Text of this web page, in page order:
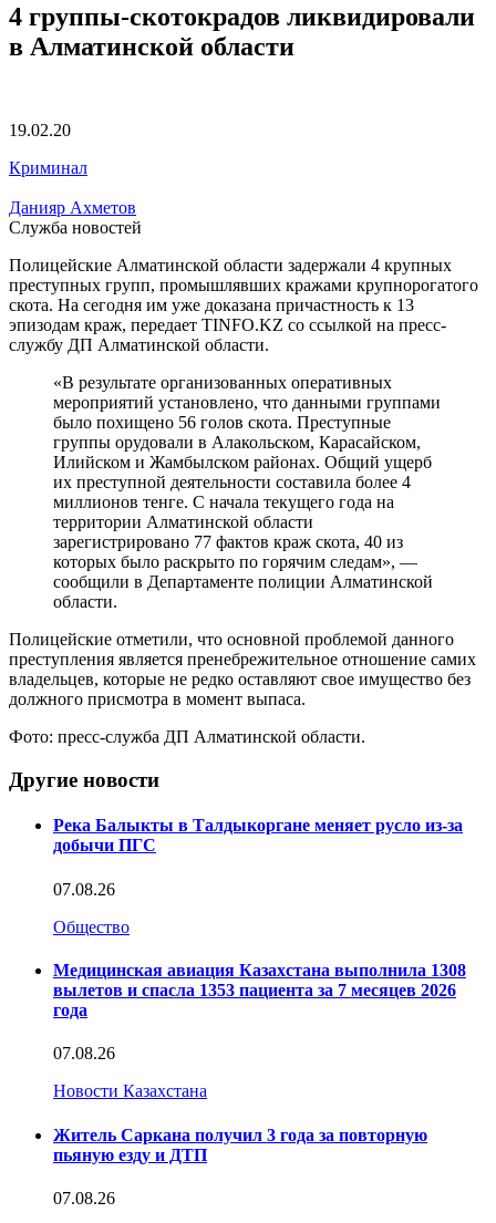
4 группы-скотокрадов ликвидировали
в Алматинской области
19.02.20
Криминал
Данияр Ахметов
Служба новостей
Полицейские Алматинской области задержали 4 крупных
преступных групп, промышлявших кражами крупнорогатого
скота. На сегодня им уже доказана причастность к 13
эпизодам краж, передает TINFO.KZ со ссылкой на пресс-
службу ДП Алматинской области.
«В результате организованных оперативных
мероприятий установлено, что данными группами
было похищено 56 голов скота. Преступные
группы орудовали в Алакольском, Карасайском,
Илийском и Жамбылском районах. Общий ущерб
их преступной деятельности составила более 4
миллионов тенге. С начала текущего года на
территории Алматинской области
зарегистрировано 77 фактов краж скота, 40 из
которых было раскрыто по горячим следам», —
сообщили в Департаменте полиции Алматинской
области.
Полицейские отметили, что основной проблемой данного
преступления является пренебрежительное отношение самих
владельцев, которые не редко оставляют свое имущество без
должного присмотра в момент выпаса.
Фото: пресс-служба ДП Алматинской области.
Другие новости
Река Балыкты в Талдыкоргане меняет русло из-за
добычи ПГС
07.08.26
Общество
Медицинская авиация Казахстана выполнила 1308
вылетов и спасла 1353 пациента за 7 месяцев 2026
года
07.08.26
Новости Казахстана
Житель Саркана получил 3 года за повторную
пьяную езду и ДТП
07.08.26